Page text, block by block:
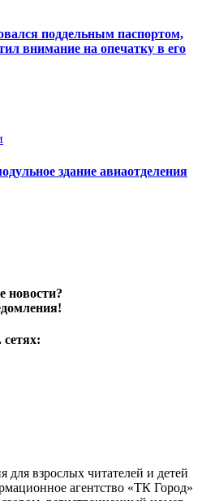
поддельным паспортом,
внимание на опечатку в его
здание авиаотделения
новости?
взрослых читателей и детей
агентство «ТК Город»